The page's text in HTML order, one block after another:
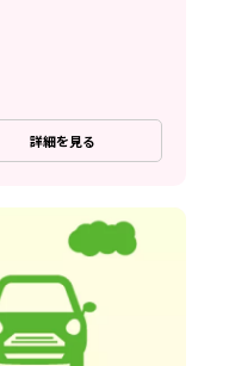
詳細を見る